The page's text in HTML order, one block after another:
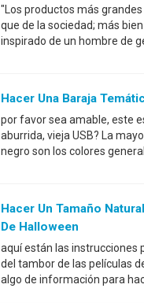
"Los productos más
que de la sociedad; más
inspirado de un hombre de
Hacer Una Baraja
por favor sea amable, este
aburrida, vieja USB? La
negro son los colores
Hacer Un Tamaño
De Halloween
aquí están las instrucciones
del tambor de las películas
algo de información para